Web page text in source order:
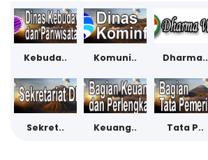
Kebuda.. Komuni.. Dharma..
Sekret.. Keuang.. Tata P..